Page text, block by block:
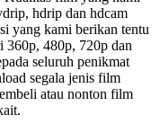
hdrip dan hdcam
yang kami berikan tentu
360p, 480p, 720p dan
seluruh penikmat
segala jenis film
atau nonton film